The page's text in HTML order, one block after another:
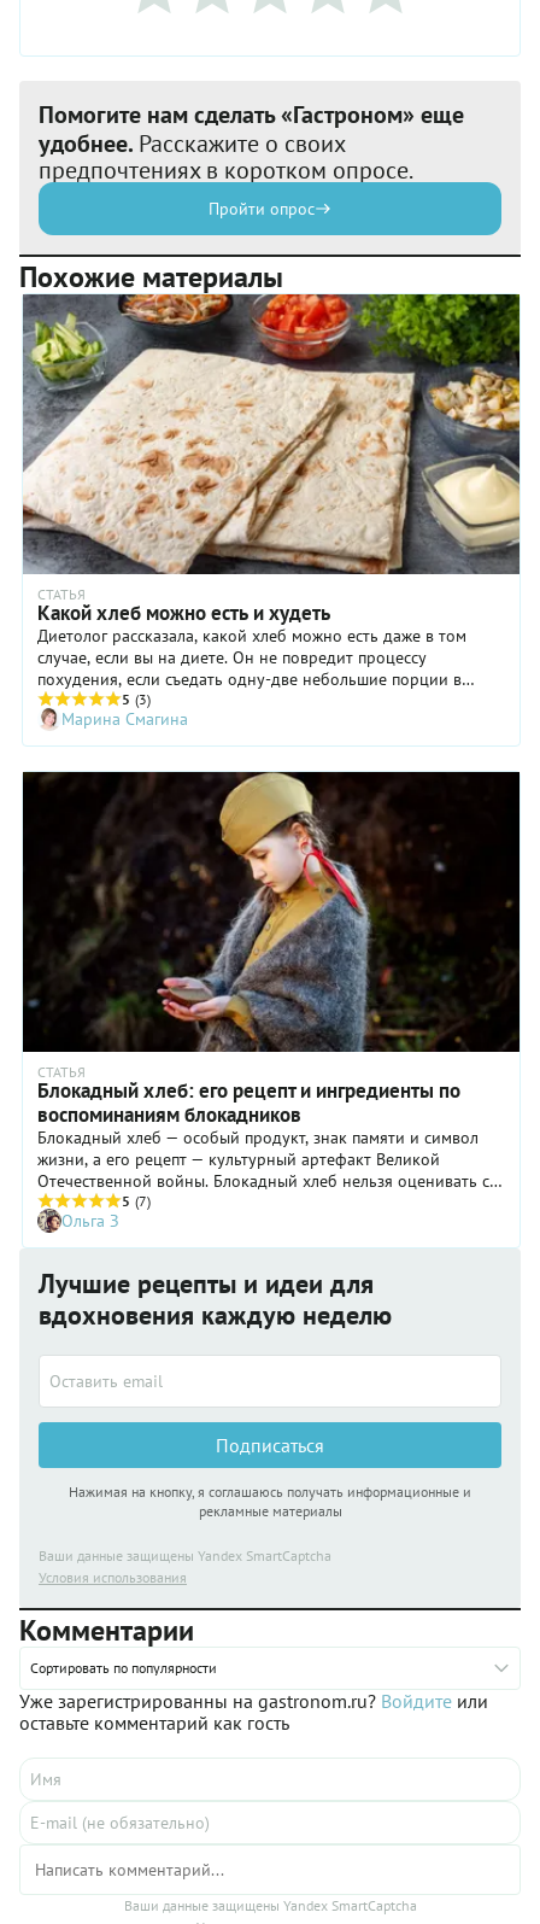
Помогите нам сделать «Гастроном» еще
удобнее. Расскажите о своих
предпочтениях в коротком опросе.
Пройти опрос
Похожие материалы
СТАТЬЯ
Какой хлеб можно есть и худеть
Диетолог рассказала, какой хлеб можно есть даже в том
случае, если вы на диете. Он не повредит процессу
похудения, если съедать одну-две небольшие порции в
день.
5 (3)
Марина Смагина
СТАТЬЯ
Блокадный хлеб: его рецепт и ингредиенты по
воспоминаниям блокадников
Блокадный хлеб — особый продукт, знак памяти и символ
жизни, а его рецепт — культурный артефакт Великой
Отечественной войны. Блокадный хлеб нельзя оценивать с
точки зрения «вкусно/невкусно», одно его наличие —
надежда на выживание в суровых условиях. Рассказываем о
блокадном хлебе, используя воспоминания тех, кто жил в
5 (7)
Ольга З
Лучшие рецепты и идеи для
вдохновения каждую неделю
Подписаться
Нажимая на кнопку, я соглашаюсь получать информационные и
рекламные материалы
Ваши данные защищены Yandex SmartCaptcha
Условия использования
Комментарии
Сортировать по популярности
Уже зарегистрированны на gastronom.ru? Войдите или
оставьте комментарий как гость
Ваши данные защищены Yandex SmartCaptcha